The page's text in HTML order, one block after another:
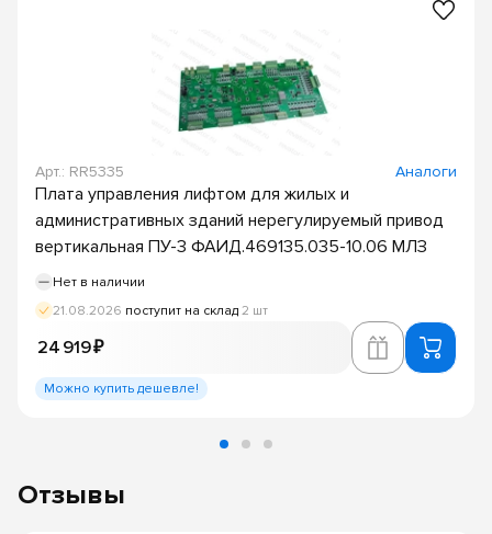
Арт.: RR5335 Аналоги
Плата управления лифтом для жилых и
административных зданий нерегулируемый привод
вертикальная ПУ-3 ФАИД.469135.035-10.06 МЛЗ
Нет в наличии
21.08.2026 поступит на склад 2 шт
24 919 ₽
Можно купить дешевле!
Отзывы